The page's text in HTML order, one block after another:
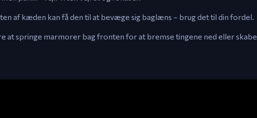
af kæden kan få den til at bevæge sig baglæns – brug det til din fordel.
at springe marmorer bag fronten for at bremse tingene ned eller skabe